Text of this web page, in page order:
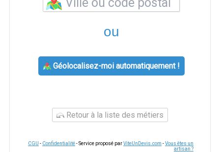
ou
Géolocalisez-moi automatiquement !
Retour à la liste des métiers
CGU - Confidentialité- Service proposé parViteUnDevis.com -Vous êtes un
artisan ?